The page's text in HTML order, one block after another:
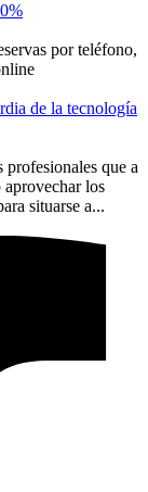
por teléfono,
de la tecnología
profesionales que a
aprovechar los
situarse a...